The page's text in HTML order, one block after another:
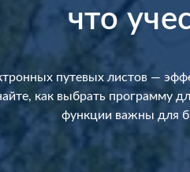
что
путевых листов —
как выбрать программу
функции важны для